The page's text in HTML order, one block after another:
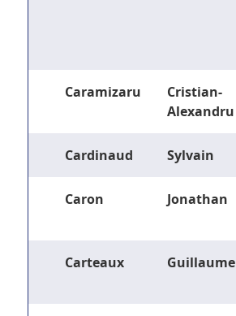
Caramizaru
Cristian-
Alexandru
Cardinaud Sylvain
Caron Jonathan
Carteaux Guillaume